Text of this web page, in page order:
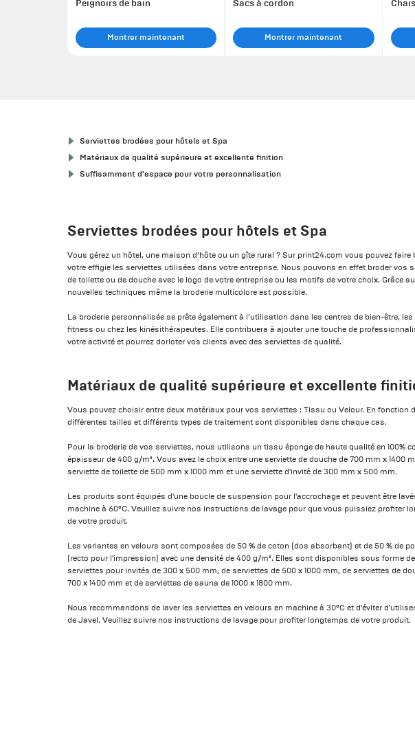
Peignoirs de bain
Montrer maintenant
Sacs à cordon
Montrer maintenant
Serviettes brodées pour hôtels et Spa
Matériaux de qualité supérieure et excellente finition
Suffisamment d'espace pour votre personnalisation
Serviettes brodées pour hôtels et Spa
Vous gérez un hôtel, une maison d’hôte ou un gîte rural ? Sur print24.com vous pouvez faire
votre effigie les serviettes utilisées dans votre entreprise. Nous pouvons en effet broder vos
de toilette ou de douche avec le logo de votre entreprise ou les motifs de votre choix. Grâce
nouvelles techniques même la broderie multicolore est possible.
La broderie personnalisée se prête également à l‘utilisation dans les centres de bien-être,
fitness ou chez les kinésithérapeutes. Elle contribuera à ajouter une touche de
votre activité et pourrez dorloter vos clients avec des serviettes de qualité.
Matériaux de qualité supérieure et excellente
Vous pouvez choisir entre deux matériaux pour vos serviettes : Tissu ou Velour. En fonction
différentes tailles et différents types de traitement sont disponibles dans chaque cas.
Pour la broderie de vos serviettes, nous utilisons un tissu éponge de haute qualité en 100%
épaisseur de 400 g/m². Vous avez le choix entre une serviette de douche de 700 mm x 1400
serviette de toilette de 500 mm x 1000 mm et une serviette d'invité de 300 mm x 500 mm.
Les produits sont équipés d'une boucle de suspension pour l'accrochage et peuvent être
machine à 60°C. Veuillez suivre nos instructions de lavage pour que vous puissiez profiter
de votre produit.
Les variantes en velours sont composées de 50 % de coton (dos absorbant) et de 50 % de
(recto pour l'impression) avec une densité de 400 g/m². Elles sont disponibles sous forme de
serviettes pour invités de 300 x 500 mm, de serviettes de 500 x 1000 mm, de serviettes de
700 x 1400 mm et de serviettes de sauna de 1000 x 1800 mm.
Nous recommandons de laver les serviettes en velours en machine à 30°C et d'éviter
de Javel. Veuillez suivre nos instructions de lavage pour profiter longtemps de votre produit.